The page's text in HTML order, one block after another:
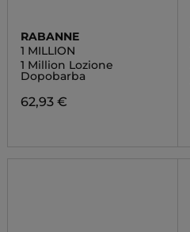
RABANNE
1 MILLION
1 Million Lozione
Dopobarba
62,93 €